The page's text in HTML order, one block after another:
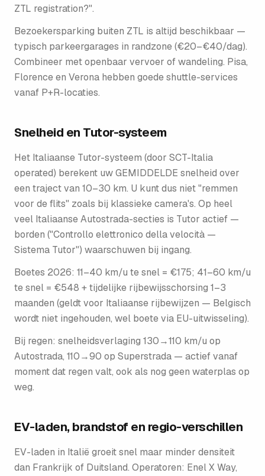
ZTL registration?".
Bezoekersparking buiten ZTL is altijd beschikbaar —
typisch parkeergarages in randzone (€20–€40/dag).
Combineer met openbaar vervoer of wandeling. Pisa,
Florence en Verona hebben goede shuttle-services
vanaf P+R-locaties.
Snelheid en Tutor-systeem
Het Italiaanse Tutor-systeem (door SCT-Italia
operated) berekent uw GEMIDDELDE snelheid over
een traject van 10–30 km. U kunt dus niet "remmen
voor de flits" zoals bij klassieke camera's. Op heel
veel Italiaanse Autostrada-secties is Tutor actief —
borden ("Controllo elettronico della velocità —
Sistema Tutor") waarschuwen bij ingang.
Boetes 2026: 11–40 km/u te snel = €175; 41–60 km/u
te snel = €548 + tijdelijke rijbewijsschorsing 1–3
maanden (geldt voor Italiaanse rijbewijzen — Belgisch
wordt niet ingehouden, wel boete via EU-uitwisseling).
Bij regen: snelheidsverlaging 130→110 km/u op
Autostrada, 110→90 op Superstrada — actief vanaf
moment dat regen valt, ook als nog geen waterplas op
weg.
EV-laden, brandstof en regio-verschillen
EV-laden in Italië groeit snel maar minder densiteit
dan Frankrijk of Duitsland. Operatoren: Enel X Way,